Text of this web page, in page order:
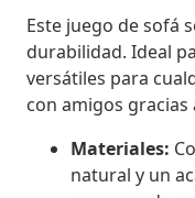
Este juego de sofá
durabilidad. Ideal
versátiles para
con amigos
Materiales:
natural y un